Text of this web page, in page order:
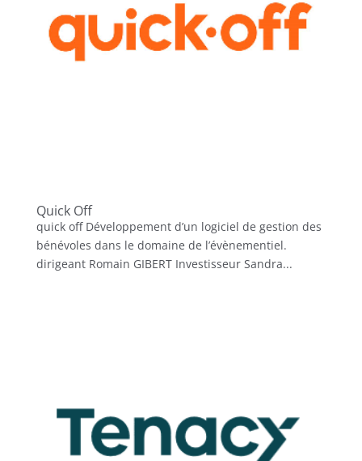
Quick Off
quick off Développement d’un logiciel de gestion des
bénévoles dans le domaine de l’évènementiel.
dirigeant Romain GIBERT Investisseur Sandra...